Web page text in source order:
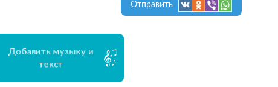
Отправить
Добавить музыку и
текст